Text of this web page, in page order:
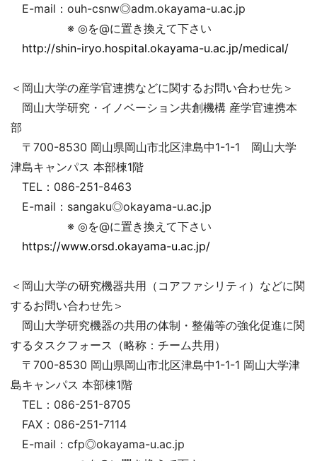
E-mail：ouh-csnw◎adm.okayama-u.ac.jp
※ ◎を@に置き換えて下さい
http://shin-iryo.hospital.okayama-u.ac.jp/medical/
＜岡山大学の産学官連携などに関するお問い合わせ先＞
岡山大学研究・イノベーション共創機構 産学官連携本
部
〒700-8530 岡山県岡山市北区津島中1-1-1 岡山大学
津島キャンパス 本部棟1階
TEL：086-251-8463
E-mail：sangaku◎okayama-u.ac.jp
※ ◎を@に置き換えて下さい
https://www.orsd.okayama-u.ac.jp/
＜岡山大学の研究機器共用（コアファシリティ）などに関
するお問い合わせ先＞
岡山大学研究機器の共用の体制・整備等の強化促進に関
するタスクフォース（略称：チーム共用）
〒700-8530 岡山県岡山市北区津島中1-1-1 岡山大学津
島キャンパス 本部棟1階
TEL：086-251-8705
FAX：086-251-7114
E-mail：cfp◎okayama-u.ac.jp